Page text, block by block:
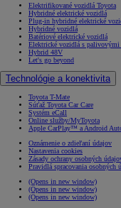
Elektrifikované vozidlá Toyota
Hybridné elektrické vozidlá
Plug-in hybridné elektrické
Hybridné vozidlá
Batériové elektrické vozidlá
Elektrické vozidlá s palivovými
Hybrid 48V
Let's go beyond
Technológie a konektivita
Toyota T-Mate
Súťaž Toyota Car Care
Systém eCall
Online služby/MyToyota
Apple CarPlay™ a Android
Oznámenie o zdieľaní údajov
Nastavenia cookies
Zásady ochrany osobných
Pravidlá spracovania osobných
(Opens in new window)
(Opens in new window)
(Opens in new window)